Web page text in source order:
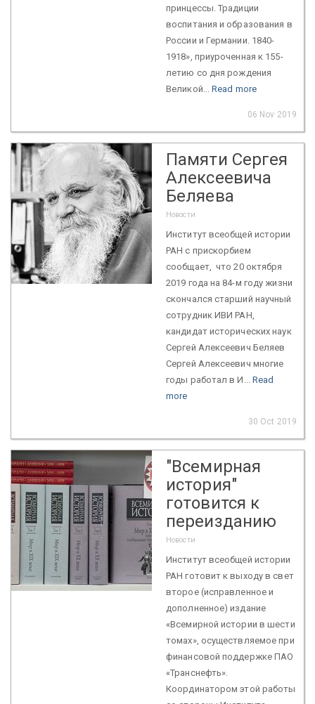
принцессы. Традиции
воспитания и образования в
России и Германии. 1840-
1918», приуроченная к 155-
летию со дня рождения
Великой...Read more
06 Nov 2019
Памяти Сергея
Алексеевича
Беляева
Новости
Институт всеобщей истории
РАН с прискорбием
сообщает, что 20 октября
2019 года на 84-м году жизни
скончался старший научный
сотрудник ИВИ РАН,
кандидат исторических наук
Сергей Алексеевич Беляев
Сергей Алексеевич многие
годы работал в И... Read
more
30 Oct 2019
"Всемирная
история"
готовится к
переизданию
Новости
Институт всеобщей истории
РАН готовит к выходу в свет
второе (исправленное и
дополненное) издание
«Всемирной истории в шести
томах», осуществляемое при
финансовой поддержке ПАО
«Транснефть».
Координатором этой работы